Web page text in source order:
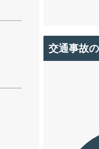
交通事故